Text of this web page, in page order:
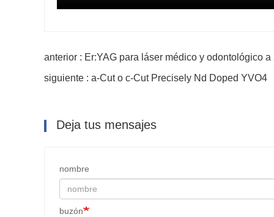
anterior : Er:YAG para láser médico y odontológico a
siguiente : a-Cut o c-Cut Precisely Nd Doped YVO4
Deja tus mensajes
nombre
buzón